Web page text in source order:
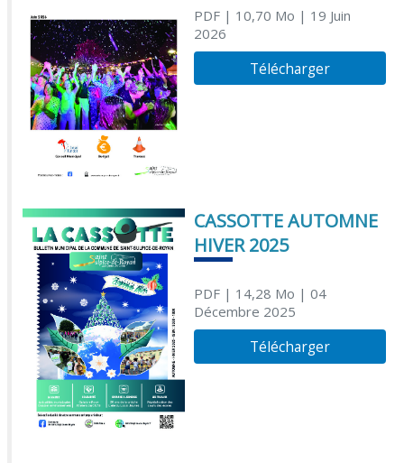
PDF| 10,70 Mo | 19 Juin
2026
Télécharger
CASSOTTE AUTOMNE
HIVER 2025
PDF| 14,28 Mo | 04
Décembre 2025
Télécharger